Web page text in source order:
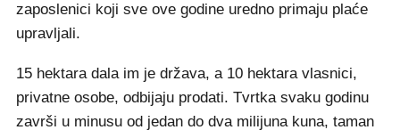
zaposlenici koji sve ove godine uredno primaju plaće
upravljali.
15 hektara dala im je država, a 10 hektara vlasnici,
privatne osobe, odbijaju prodati. Tvrtka svaku godinu
završi u minusu od jedan do dva milijuna kuna, taman